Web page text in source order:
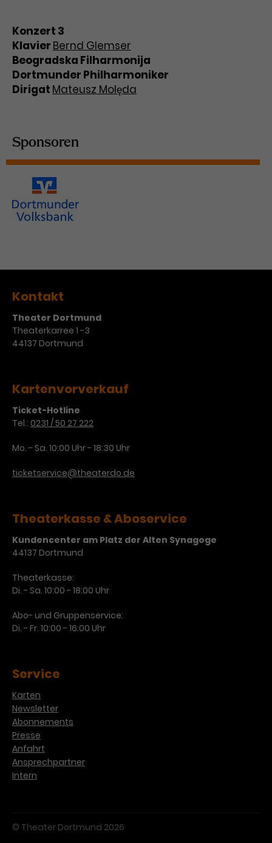
Konzert 3
Klavier Bernd Glemser
Beogradska Filharmonija
Dortmunder Philharmoniker
Dirigat Mateusz Molęda
Sponsoren
Kontakt
Theater Dortmund
Theaterkarree 1 -3
44137 Dortmund
Kartenvorverkauf
Ticket-Hotline
Tel.: 0231 / 50 27 222
Mo. - Sa. 10:00 Uhr - 18:30 Uhr
ticketservice@theaterdo.de
Theaterkasse & Aboservice
Kundencenter am Platz der Alten Synagoge
44137 Dortmund
Theaterkasse:
Di. - Sa. 10:00 - 18:00 Uhr
Abo- und Gruppenservice:
Di. - Fr. 10:00 - 16:00 Uhr
Service
Karten
Newsletter
Abonnements
Presse
Anfahrt
Ansprechpartner
Intern
© Theater Dortmund 2026